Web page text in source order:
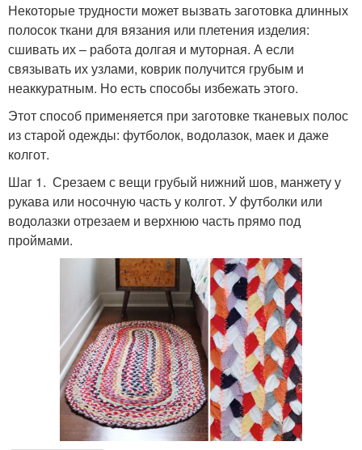
Некоторые трудности может вызвать заготовка длинных
полосок ткани для вязания или плетения изделия:
сшивать их – работа долгая и муторная. А если
связывать их узлами, коврик получится грубым и
неаккуратным. Но есть способы избежать этого.
Этот способ применяется при заготовке тканевых полос
из старой одежды: футболок, водолазок, маек и даже
колгот.
Шаг 1. Срезаем с вещи грубый нижний шов, манжету у
рукава или носочную часть у колгот. У футболки или
водолазки отрезаем и верхнюю часть прямо под
проймами.